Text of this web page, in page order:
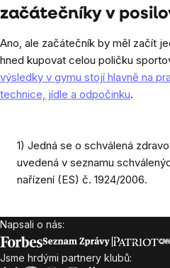
začátečníky v
Ano, ale začátečník by měl začít
hned kupovat celou poličku
výsledky v gymu stojí hlavně na
technice, jídle a odpočinku.
1) Jedná se o schválená
uvedená v seznamu
nařízení (ES) č. 1924/2006.
Zápatí
Napsali o nás:
Jsme hrdými partnery klubů: